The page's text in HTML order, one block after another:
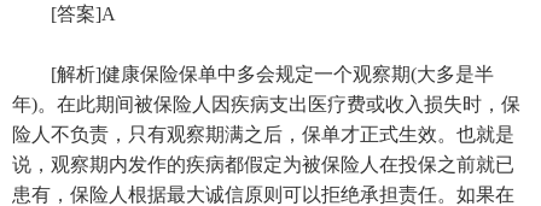
[答案]A
[解析]健康保险保单中多会规定一个观察期(大多是半
年)。在此期间被保险人因疾病支出医疗费或收入损失时，保
险人不负责，只有观察期满之后，保单才正式生效。也就是
说，观察期内发作的疾病都假定为被保险人在投保之前就已
患有，保险人根据最大诚信原则可以拒绝承担责任。如果在